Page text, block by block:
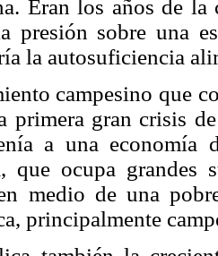
Eran los años de
presión sobre una
la autosuficiencia
campesino que
primera gran crisis
a una economía
que ocupa
medio de una
principalmente